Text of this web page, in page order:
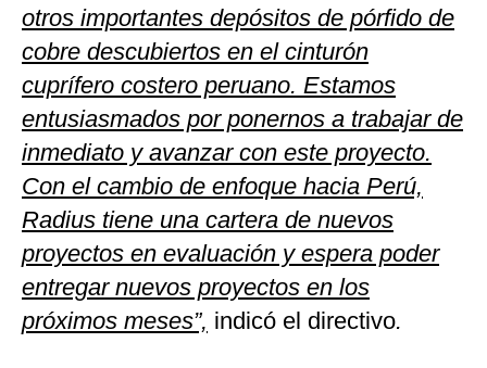
otros importantes depósitos de pórfido de
cobre descubiertos en el cinturón
cuprífero costero peruano. Estamos
entusiasmados por ponernos a trabajar de
inmediato y avanzar con este proyecto.
Con el cambio de enfoque hacia Perú,
Radius tiene una cartera de nuevos
proyectos en evaluación y espera poder
entregar nuevos proyectos en los
próximos meses”, indicó el directivo.